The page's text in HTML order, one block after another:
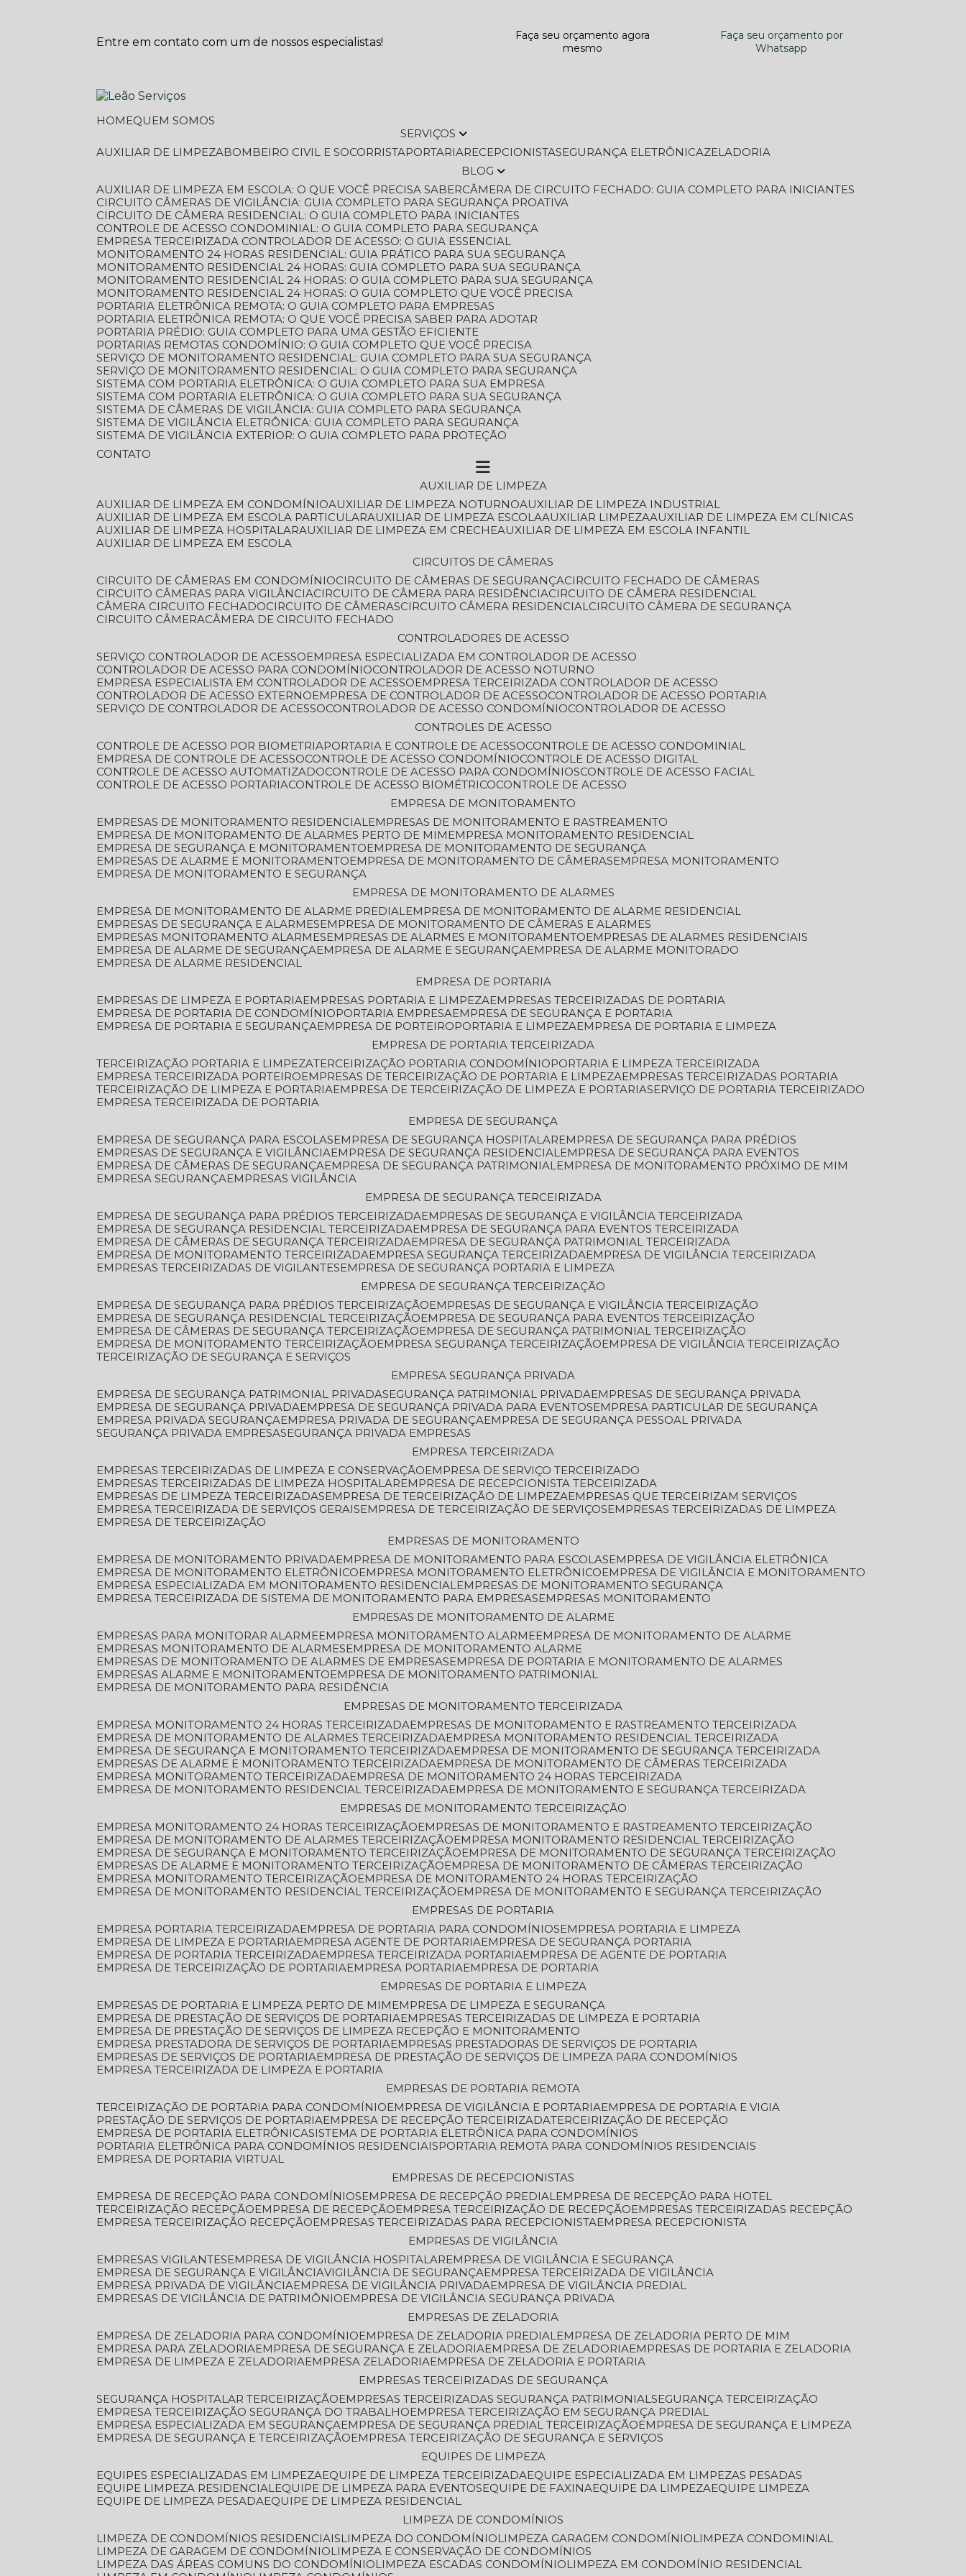
Entre em contato com um de nossos especialistas!
Faça seu orçamento agora
mesmo
Faça seu orçamento por
Whatsapp
HOME
QUEM SOMOS
SERVIÇOS
AUXILIAR DE LIMPEZA
BOMBEIRO CIVIL E SOCORRISTA PORTARIA RECEPCIONISTA SEGURANÇA ELETRÔNICA
ZELADORIA
BLOG
AUXILIAR DE LIMPEZA EM ESCOLA: O QUE VOCÊ PRECISA SABER
CÂMERA DE CIRCUITO FECHADO: GUIA COMPLETO PARA INICIANTES
CIRCUITO CÂMERAS DE VIGILÂNCIA: GUIA COMPLETO PARA SEGURANÇA PROATIVA
CIRCUITO DE CÂMERA RESIDENCIAL: O GUIA COMPLETO PARA INICIANTES
CONTROLE DE ACESSO CONDOMINIAL: O GUIA COMPLETO PARA SEGURANÇA
EMPRESA TERCEIRIZADA CONTROLADOR DE ACESSO: O GUIA ESSENCIAL
MONITORAMENTO 24 HORAS RESIDENCIAL: GUIA PRÁTICO PARA SUA SEGURANÇA
MONITORAMENTO RESIDENCIAL 24 HORAS: GUIA COMPLETO PARA SUA SEGURANÇA
MONITORAMENTO RESIDENCIAL 24 HORAS: O GUIA COMPLETO PARA SUA SEGURANÇA
MONITORAMENTO RESIDENCIAL 24 HORAS: O GUIA COMPLETO QUE VOCÊ PRECISA
PORTARIA ELETRÔNICA REMOTA: O GUIA COMPLETO PARA EMPRESAS
PORTARIA ELETRÔNICA REMOTA: O QUE VOCÊ PRECISA SABER PARA ADOTAR
PORTARIA PRÉDIO: GUIA COMPLETO PARA UMA GESTÃO EFICIENTE
PORTARIAS REMOTAS CONDOMÍNIO: O GUIA COMPLETO QUE VOCÊ PRECISA
SERVIÇO DE MONITORAMENTO RESIDENCIAL: GUIA COMPLETO PARA SUA SEGURANÇA
SERVIÇO DE MONITORAMENTO RESIDENCIAL: O GUIA COMPLETO PARA SEGURANÇA
SISTEMA COM PORTARIA ELETRÔNICA: O GUIA COMPLETO PARA SUA EMPRESA
SISTEMA COM PORTARIA ELETRÔNICA: O GUIA COMPLETO PARA SUA SEGURANÇA
SISTEMA DE CÂMERAS DE VIGILÂNCIA: GUIA COMPLETO PARA SEGURANÇA
SISTEMA DE VIGILÂNCIA ELETRÔNICA: GUIA COMPLETO PARA SEGURANÇA
SISTEMA DE VIGILÂNCIA EXTERIOR: O GUIA COMPLETO PARA PROTEÇÃO
CONTATO
AUXILIAR DE LIMPEZA
AUXILIAR DE LIMPEZA EM CONDOMÍNIO
AUXILIAR DE LIMPEZA NOTURNO
AUXILIAR DE LIMPEZA INDUSTRIAL
AUXILIAR DE LIMPEZA EM ESCOLA PARTICULAR
AUXILIAR DE LIMPEZA ESCOLA AUXILIAR LIMPEZA
AUXILIAR DE LIMPEZA EM CLÍNICAS
AUXILIAR DE LIMPEZA HOSPITALAR
AUXILIAR DE LIMPEZA EM CRECHE
AUXILIAR DE LIMPEZA EM ESCOLA INFANTIL
AUXILIAR DE LIMPEZA EM ESCOLA
CIRCUITOS DE CÂMERAS
CIRCUITO DE CÂMERAS EM CONDOMÍNIO
CIRCUITO DE CÂMERAS DE SEGURANÇA
CIRCUITO FECHADO DE CÂMERAS
CIRCUITO CÂMERAS PARA VIGILÂNCIA
CIRCUITO DE CÂMERA PARA RESIDÊNCIA
CIRCUITO DE CÂMERA RESIDENCIAL
CÂMERA CIRCUITO FECHADO
CIRCUITO DE CÂMERAS CIRCUITO CÂMERA RESIDENCIAL
CIRCUITO CÂMERA DE SEGURANÇA
CIRCUITO CÂMERA
CÂMERA DE CIRCUITO FECHADO
CONTROLADORES DE ACESSO
SERVIÇO CONTROLADOR DE ACESSO
EMPRESA ESPECIALIZADA EM CONTROLADOR DE ACESSO
CONTROLADOR DE ACESSO PARA CONDOMÍNIO
CONTROLADOR DE ACESSO NOTURNO
EMPRESA ESPECIALISTA EM CONTROLADOR DE ACESSO
EMPRESA TERCEIRIZADA CONTROLADOR DE ACESSO
CONTROLADOR DE ACESSO EXTERNO
EMPRESA DE CONTROLADOR DE ACESSO
CONTROLADOR DE ACESSO PORTARIA
SERVIÇO DE CONTROLADOR DE ACESSO
CONTROLADOR DE ACESSO CONDOMÍNIO
CONTROLADOR DE ACESSO
CONTROLES DE ACESSO
CONTROLE DE ACESSO POR BIOMETRIA
PORTARIA E CONTROLE DE ACESSO
CONTROLE DE ACESSO CONDOMINIAL
EMPRESA DE CONTROLE DE ACESSO
CONTROLE DE ACESSO CONDOMÍNIO
CONTROLE DE ACESSO DIGITAL
CONTROLE DE ACESSO AUTOMATIZADO
CONTROLE DE ACESSO PARA CONDOMÍNIOS
CONTROLE DE ACESSO FACIAL
CONTROLE DE ACESSO PORTARIA CONTROLE DE ACESSO BIOMÉTRICO
CONTROLE DE ACESSO
EMPRESA DE MONITORAMENTO
EMPRESAS DE MONITORAMENTO RESIDENCIAL
EMPRESAS DE MONITORAMENTO E RASTREAMENTO
EMPRESA DE MONITORAMENTO DE ALARMES PERTO DE MIM
EMPRESA MONITORAMENTO RESIDENCIAL
EMPRESA DE SEGURANÇA E MONITORAMENTO
EMPRESA DE MONITORAMENTO DE SEGURANÇA
EMPRESAS DE ALARME E MONITORAMENTO
EMPRESA DE MONITORAMENTO DE CÂMERAS
EMPRESA MONITORAMENTO
EMPRESA DE MONITORAMENTO E SEGURANÇA
EMPRESA DE MONITORAMENTO DE ALARMES
EMPRESA DE MONITORAMENTO DE ALARME PREDIAL
EMPRESA DE MONITORAMENTO DE ALARME RESIDENCIAL
EMPRESAS DE SEGURANÇA E ALARMES
EMPRESA DE MONITORAMENTO DE CÂMERAS E ALARMES
EMPRESAS MONITORAMENTO ALARMES
EMPRESAS DE ALARMES E MONITORAMENTO
EMPRESAS DE ALARMES RESIDENCIAIS
EMPRESA DE ALARME DE SEGURANÇA
EMPRESA DE ALARME E SEGURANÇA
EMPRESA DE ALARME MONITORADO
EMPRESA DE ALARME RESIDENCIAL
EMPRESA DE PORTARIA
EMPRESAS DE LIMPEZA E PORTARIA
EMPRESAS PORTARIA E LIMPEZA
EMPRESAS TERCEIRIZADAS DE PORTARIA
EMPRESA DE PORTARIA DE CONDOMÍNIO
PORTARIA EMPRESA
EMPRESA DE SEGURANÇA E PORTARIA
EMPRESA DE PORTARIA E SEGURANÇA
EMPRESA DE PORTEIRO PORTARIA E LIMPEZA
EMPRESA DE PORTARIA E LIMPEZA
EMPRESA DE PORTARIA TERCEIRIZADA
TERCEIRIZAÇÃO PORTARIA E LIMPEZA TERCEIRIZAÇÃO PORTARIA CONDOMÍNIO
PORTARIA E LIMPEZA TERCEIRIZADA
EMPRESA TERCEIRIZADA PORTEIRO
EMPRESAS DE TERCEIRIZAÇÃO DE PORTARIA E LIMPEZA
EMPRESAS TERCEIRIZADAS PORTARIA
TERCEIRIZAÇÃO DE LIMPEZA E PORTARIA
EMPRESA DE TERCEIRIZAÇÃO DE LIMPEZA E PORTARIA SERVIÇO DE PORTARIA TERCEIRIZADO
EMPRESA TERCEIRIZADA DE PORTARIA
EMPRESA DE SEGURANÇA
EMPRESA DE SEGURANÇA PARA ESCOLAS
EMPRESA DE SEGURANÇA HOSPITALAR
EMPRESA DE SEGURANÇA PARA PRÉDIOS
EMPRESAS DE SEGURANÇA E VIGILÂNCIA
EMPRESA DE SEGURANÇA RESIDENCIAL
EMPRESA DE SEGURANÇA PARA EVENTOS
EMPRESA DE CÂMERAS DE SEGURANÇA
EMPRESA DE SEGURANÇA PATRIMONIAL
EMPRESA DE MONITORAMENTO PRÓXIMO DE MIM
EMPRESA SEGURANÇA
EMPRESAS VIGILÂNCIA
EMPRESA DE SEGURANÇA TERCEIRIZADA
EMPRESA DE SEGURANÇA PARA PRÉDIOS TERCEIRIZADA
EMPRESAS DE SEGURANÇA E VIGILÂNCIA TERCEIRIZADA
EMPRESA DE SEGURANÇA RESIDENCIAL TERCEIRIZADA
EMPRESA DE SEGURANÇA PARA EVENTOS TERCEIRIZADA
EMPRESA DE CÂMERAS DE SEGURANÇA TERCEIRIZADA
EMPRESA DE SEGURANÇA PATRIMONIAL TERCEIRIZADA
EMPRESA DE MONITORAMENTO TERCEIRIZADA
EMPRESA SEGURANÇA TERCEIRIZADA
EMPRESA DE VIGILÂNCIA TERCEIRIZADA
EMPRESAS TERCEIRIZADAS DE VIGILANTES
EMPRESA DE SEGURANÇA PORTARIA E LIMPEZA
EMPRESA DE SEGURANÇA TERCEIRIZAÇÃO
EMPRESA DE SEGURANÇA PARA PRÉDIOS TERCEIRIZAÇÃO
EMPRESAS DE SEGURANÇA E VIGILÂNCIA TERCEIRIZAÇÃO
EMPRESA DE SEGURANÇA RESIDENCIAL TERCEIRIZAÇÃO
EMPRESA DE SEGURANÇA PARA EVENTOS TERCEIRIZAÇÃO
EMPRESA DE CÂMERAS DE SEGURANÇA TERCEIRIZAÇÃO
EMPRESA DE SEGURANÇA PATRIMONIAL TERCEIRIZAÇÃO
EMPRESA DE MONITORAMENTO TERCEIRIZAÇÃO
EMPRESA SEGURANÇA TERCEIRIZAÇÃO
EMPRESA DE VIGILÂNCIA TERCEIRIZAÇÃO
TERCEIRIZAÇÃO DE SEGURANÇA E SERVIÇOS
EMPRESA SEGURANÇA PRIVADA
EMPRESA DE SEGURANÇA PATRIMONIAL PRIVADA SEGURANÇA PATRIMONIAL PRIVADA
EMPRESAS DE SEGURANÇA PRIVADA
EMPRESA DE SEGURANÇA PRIVADA
EMPRESA DE SEGURANÇA PRIVADA PARA EVENTOS
EMPRESA PARTICULAR DE SEGURANÇA
EMPRESA PRIVADA SEGURANÇA
EMPRESA PRIVADA DE SEGURANÇA
EMPRESA DE SEGURANÇA PESSOAL PRIVADA
SEGURANÇA PRIVADA EMPRESA SEGURANÇA PRIVADA EMPRESAS
EMPRESA TERCEIRIZADA
EMPRESAS TERCEIRIZADAS DE LIMPEZA E CONSERVAÇÃO
EMPRESA DE SERVIÇO TERCEIRIZADO
EMPRESAS TERCEIRIZADAS DE LIMPEZA HOSPITALAR
EMPRESA DE RECEPCIONISTA TERCEIRIZADA
EMPRESAS DE LIMPEZA TERCEIRIZADAS
EMPRESA DE TERCEIRIZAÇÃO DE LIMPEZA
EMPRESAS QUE TERCEIRIZAM SERVIÇOS
EMPRESA TERCEIRIZADA DE SERVIÇOS GERAIS
EMPRESA DE TERCEIRIZAÇÃO DE SERVIÇOS
EMPRESAS TERCEIRIZADAS DE LIMPEZA
EMPRESA DE TERCEIRIZAÇÃO
EMPRESAS DE MONITORAMENTO
EMPRESA DE MONITORAMENTO PRIVADA
EMPRESA DE MONITORAMENTO PARA ESCOLAS
EMPRESA DE VIGILÂNCIA ELETRÔNICA
EMPRESA DE MONITORAMENTO ELETRÔNICO
EMPRESA MONITORAMENTO ELETRÔNICO
EMPRESA DE VIGILÂNCIA E MONITORAMENTO
EMPRESA ESPECIALIZADA EM MONITORAMENTO RESIDENCIAL
EMPRESAS DE MONITORAMENTO SEGURANÇA
EMPRESA TERCEIRIZADA DE SISTEMA DE MONITORAMENTO PARA EMPRESAS
EMPRESAS MONITORAMENTO
EMPRESAS DE MONITORAMENTO DE ALARME
EMPRESAS PARA MONITORAR ALARME
EMPRESA MONITORAMENTO ALARME
EMPRESA DE MONITORAMENTO DE ALARME
EMPRESAS MONITORAMENTO DE ALARMES
EMPRESA DE MONITORAMENTO ALARME
EMPRESAS DE MONITORAMENTO DE ALARMES DE EMPRESAS
EMPRESA DE PORTARIA E MONITORAMENTO DE ALARMES
EMPRESAS ALARME E MONITORAMENTO
EMPRESA DE MONITORAMENTO PATRIMONIAL
EMPRESA DE MONITORAMENTO PARA RESIDÊNCIA
EMPRESAS DE MONITORAMENTO TERCEIRIZADA
EMPRESA MONITORAMENTO 24 HORAS TERCEIRIZADA
EMPRESAS DE MONITORAMENTO E RASTREAMENTO TERCEIRIZADA
EMPRESA DE MONITORAMENTO DE ALARMES TERCEIRIZADA
EMPRESA MONITORAMENTO RESIDENCIAL TERCEIRIZADA
EMPRESA DE SEGURANÇA E MONITORAMENTO TERCEIRIZADA
EMPRESA DE MONITORAMENTO DE SEGURANÇA TERCEIRIZADA
EMPRESAS DE ALARME E MONITORAMENTO TERCEIRIZADA
EMPRESA DE MONITORAMENTO DE CÂMERAS TERCEIRIZADA
EMPRESA MONITORAMENTO TERCEIRIZADA
EMPRESA DE MONITORAMENTO 24 HORAS TERCEIRIZADA
EMPRESA DE MONITORAMENTO RESIDENCIAL TERCEIRIZADA
EMPRESA DE MONITORAMENTO E SEGURANÇA TERCEIRIZADA
EMPRESAS DE MONITORAMENTO TERCEIRIZAÇÃO
EMPRESA MONITORAMENTO 24 HORAS TERCEIRIZAÇÃO
EMPRESAS DE MONITORAMENTO E RASTREAMENTO TERCEIRIZAÇÃO
EMPRESA DE MONITORAMENTO DE ALARMES TERCEIRIZAÇÃO
EMPRESA MONITORAMENTO RESIDENCIAL TERCEIRIZAÇÃO
EMPRESA DE SEGURANÇA E MONITORAMENTO TERCEIRIZAÇÃO
EMPRESA DE MONITORAMENTO DE SEGURANÇA TERCEIRIZAÇÃO
EMPRESAS DE ALARME E MONITORAMENTO TERCEIRIZAÇÃO
EMPRESA DE MONITORAMENTO DE CÂMERAS TERCEIRIZAÇÃO
EMPRESA MONITORAMENTO TERCEIRIZAÇÃO
EMPRESA DE MONITORAMENTO 24 HORAS TERCEIRIZAÇÃO
EMPRESA DE MONITORAMENTO RESIDENCIAL TERCEIRIZAÇÃO
EMPRESA DE MONITORAMENTO E SEGURANÇA TERCEIRIZAÇÃO
EMPRESAS DE PORTARIA
EMPRESA PORTARIA TERCEIRIZADA
EMPRESA DE PORTARIA PARA CONDOMÍNIOS
EMPRESA PORTARIA E LIMPEZA
EMPRESA DE LIMPEZA E PORTARIA
EMPRESA AGENTE DE PORTARIA
EMPRESA DE SEGURANÇA PORTARIA
EMPRESA DE PORTARIA TERCEIRIZADA
EMPRESA TERCEIRIZADA PORTARIA
EMPRESA DE AGENTE DE PORTARIA
EMPRESA DE TERCEIRIZAÇÃO DE PORTARIA
EMPRESA PORTARIA
EMPRESA DE PORTARIA
EMPRESAS DE PORTARIA E LIMPEZA
EMPRESAS DE PORTARIA E LIMPEZA PERTO DE MIM
EMPRESA DE LIMPEZA E SEGURANÇA
EMPRESA DE PRESTAÇÃO DE SERVIÇOS DE PORTARIA
EMPRESAS TERCEIRIZADAS DE LIMPEZA E PORTARIA
EMPRESA DE PRESTAÇÃO DE SERVIÇOS DE LIMPEZA RECEPÇÃO E MONITORAMENTO
EMPRESA PRESTADORA DE SERVIÇOS DE PORTARIA
EMPRESAS PRESTADORAS DE SERVIÇOS DE PORTARIA
EMPRESAS DE SERVIÇOS DE PORTARIA
EMPRESA DE PRESTAÇÃO DE SERVIÇOS DE LIMPEZA PARA CONDOMÍNIOS
EMPRESA TERCEIRIZADA DE LIMPEZA E PORTARIA
EMPRESAS DE PORTARIA REMOTA
TERCEIRIZAÇÃO DE PORTARIA PARA CONDOMÍNIO
EMPRESA DE VIGILÂNCIA E PORTARIA
EMPRESA DE PORTARIA E VIGIA
PRESTAÇÃO DE SERVIÇOS DE PORTARIA
EMPRESA DE RECEPÇÃO TERCEIRIZADA TERCEIRIZAÇÃO DE RECEPÇÃO
EMPRESA DE PORTARIA ELETRÔNICA SISTEMA DE PORTARIA ELETRÔNICA PARA CONDOMÍNIOS
PORTARIA ELETRÔNICA PARA CONDOMÍNIOS RESIDENCIAIS
PORTARIA REMOTA PARA CONDOMÍNIOS RESIDENCIAIS
EMPRESA DE PORTARIA VIRTUAL
EMPRESAS DE RECEPCIONISTAS
EMPRESA DE RECEPÇÃO PARA CONDOMÍNIOS
EMPRESA DE RECEPÇÃO PREDIAL
EMPRESA DE RECEPÇÃO PARA HOTEL
TERCEIRIZAÇÃO RECEPÇÃO
EMPRESA DE RECEPÇÃO EMPRESA TERCEIRIZAÇÃO DE RECEPÇÃO
EMPRESAS TERCEIRIZADAS RECEPÇÃO
EMPRESA TERCEIRIZAÇÃO RECEPÇÃO
EMPRESAS TERCEIRIZADAS PARA RECEPCIONISTA
EMPRESA RECEPCIONISTA
EMPRESAS DE VIGILÂNCIA
EMPRESAS VIGILANTES
EMPRESA DE VIGILÂNCIA HOSPITALAR
EMPRESA DE VIGILÂNCIA E SEGURANÇA
EMPRESA DE SEGURANÇA E VIGILÂNCIA VIGILÂNCIA DE SEGURANÇA
EMPRESA TERCEIRIZADA DE VIGILÂNCIA
EMPRESA PRIVADA DE VIGILÂNCIA
EMPRESA DE VIGILÂNCIA PRIVADA
EMPRESA DE VIGILÂNCIA PREDIAL
EMPRESAS DE VIGILÂNCIA DE PATRIMÔNIO
EMPRESA DE VIGILÂNCIA SEGURANÇA PRIVADA
EMPRESAS DE ZELADORIA
EMPRESA DE ZELADORIA PARA CONDOMÍNIO
EMPRESA DE ZELADORIA PREDIAL
EMPRESA DE ZELADORIA PERTO DE MIM
EMPRESA PARA ZELADORIA
EMPRESA DE SEGURANÇA E ZELADORIA EMPRESA DE ZELADORIA
EMPRESAS DE PORTARIA E ZELADORIA
EMPRESA DE LIMPEZA E ZELADORIA
EMPRESA ZELADORIA
EMPRESA DE ZELADORIA E PORTARIA
EMPRESAS TERCEIRIZADAS DE SEGURANÇA
SEGURANÇA HOSPITALAR TERCEIRIZAÇÃO
EMPRESAS TERCEIRIZADAS SEGURANÇA PATRIMONIAL SEGURANÇA TERCEIRIZAÇÃO
EMPRESA TERCEIRIZAÇÃO SEGURANÇA DO TRABALHO
EMPRESA TERCEIRIZAÇÃO EM SEGURANÇA PREDIAL
EMPRESA ESPECIALIZADA EM SEGURANÇA
EMPRESA DE SEGURANÇA PREDIAL TERCEIRIZAÇÃO
EMPRESA DE SEGURANÇA E LIMPEZA
EMPRESA DE SEGURANÇA E TERCEIRIZAÇÃO
EMPRESA TERCEIRIZAÇÃO DE SEGURANÇA E SERVIÇOS
EQUIPES DE LIMPEZA
EQUIPES ESPECIALIZADAS EM LIMPEZA EQUIPE DE LIMPEZA TERCEIRIZADA EQUIPE ESPECIALIZADA EM LIMPEZAS PESADAS
EQUIPE LIMPEZA RESIDENCIAL EQUIPE DE LIMPEZA PARA EVENTOS EQUIPE DE FAXINA EQUIPE DA LIMPEZA EQUIPE LIMPEZA
EQUIPE DE LIMPEZA PESADA EQUIPE DE LIMPEZA RESIDENCIAL
LIMPEZA DE CONDOMÍNIOS
LIMPEZA DE CONDOMÍNIOS RESIDENCIAIS
LIMPEZA DO CONDOMÍNIO LIMPEZA GARAGEM CONDOMÍNIO
LIMPEZA CONDOMINIAL
LIMPEZA DE GARAGEM DE CONDOMÍNIO
LIMPEZA E CONSERVAÇÃO DE CONDOMÍNIOS
LIMPEZA DAS ÁREAS COMUNS DO CONDOMÍNIO
LIMPEZA ESCADAS CONDOMÍNIO
LIMPEZA EM CONDOMÍNIO RESIDENCIAL